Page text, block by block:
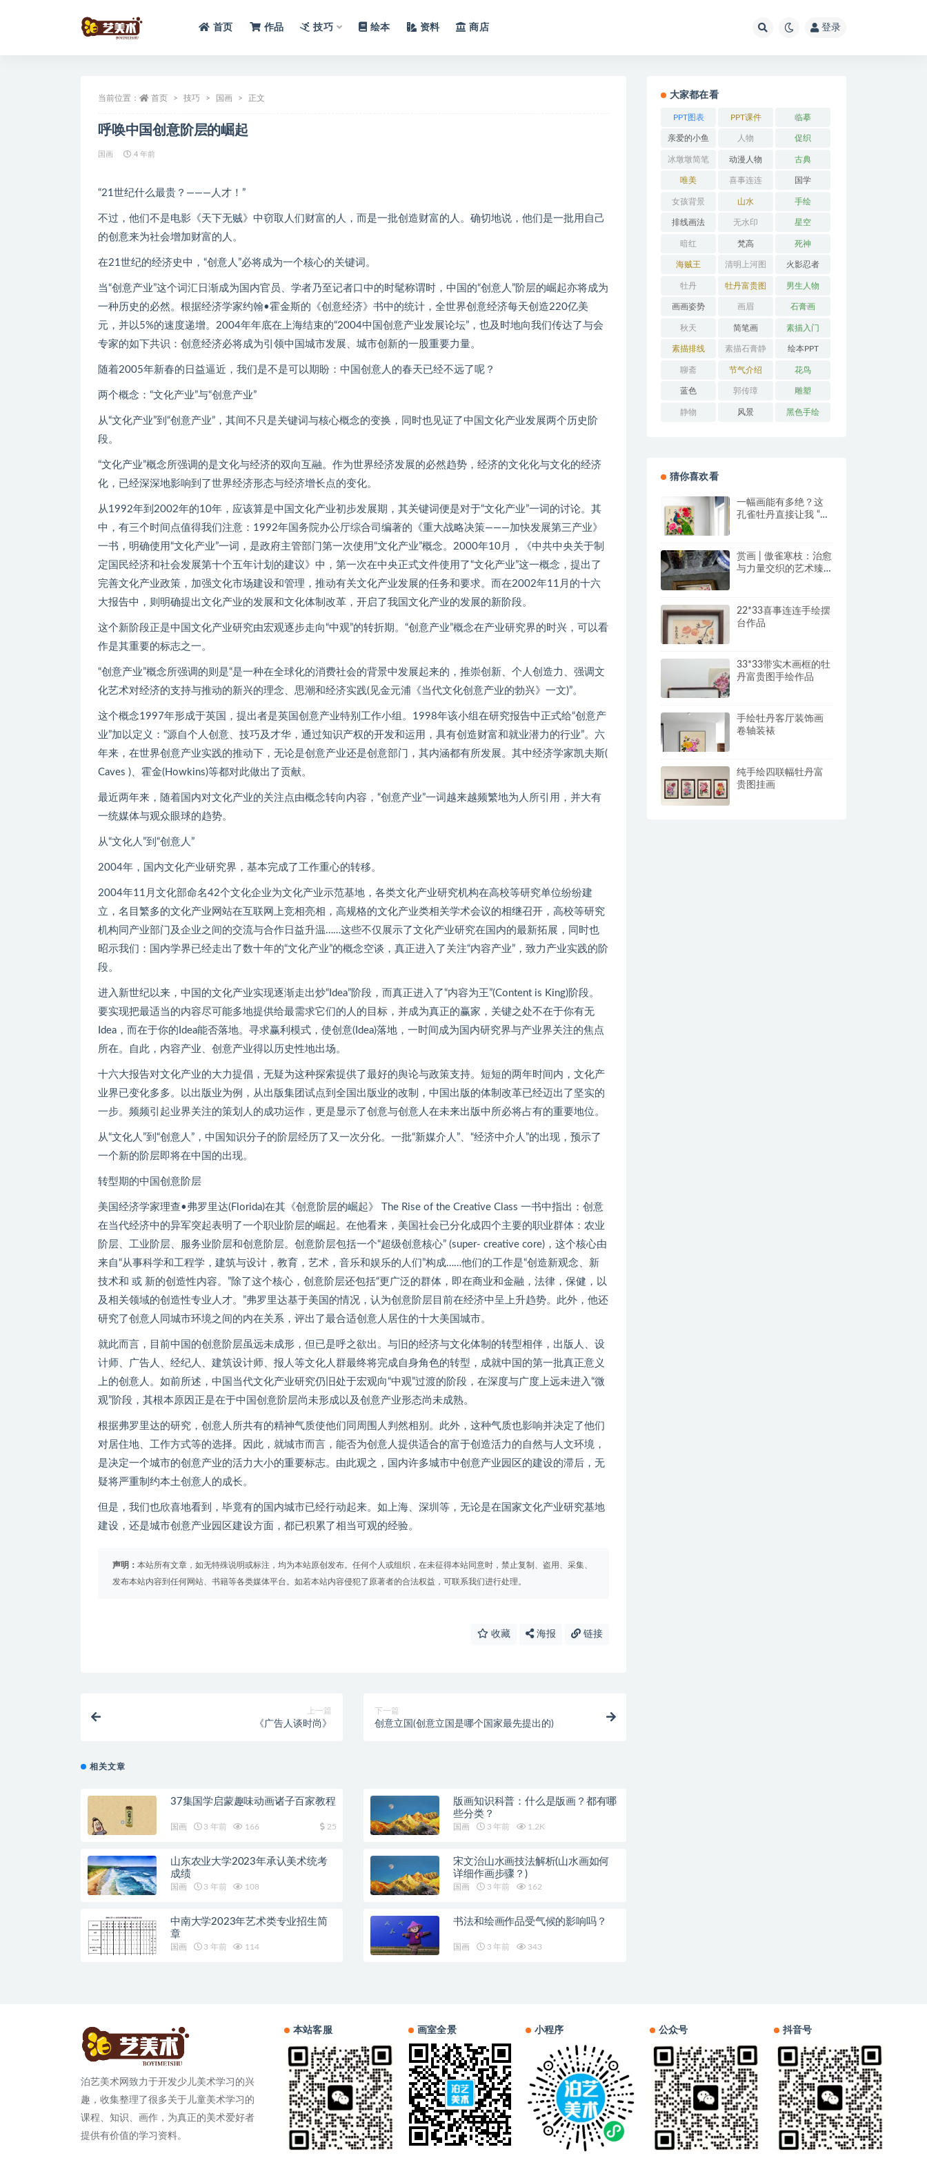
首页 作品 技巧 绘本 资料 商店 登录
当前位置： 首页 技巧 国画 正文
呼唤中国创意阶层的崛起
国画 4 年前
“21世纪什么最贵？———人才！”
不过，他们不是电影《天下无贼》中窃取人们财富的人，而是一批创造财富的人。确切地说，他们是一批用自己
的创意来为社会增加财富的人。
在21世纪的经济史中，“创意人”必将成为一个核心的关键词。
当“创意产业”这个词汇日渐成为国内官员、学者乃至记者口中的时髦称谓时，中国的“创意人”阶层的崛起亦将成为
一种历史的必然。根据经济学家约翰•霍金斯的《创意经济》书中的统计，全世界创意经济每天创造220亿美
元，并以5%的速度递增。2004年年底在上海结束的“2004中国创意产业发展论坛”，也及时地向我们传达了与会
专家的如下共识：创意经济必将成为引领中国城市发展、城市创新的一股重要力量。
随着2005年新春的日益逼近，我们是不是可以期盼：中国创意人的春天已经不远了呢？
两个概念：“文化产业”与“创意产业”
从“文化产业”到“创意产业”，其间不只是关键词与核心概念的变换，同时也见证了中国文化产业发展两个历史阶
段。
“文化产业”概念所强调的是文化与经济的双向互融。作为世界经济发展的必然趋势，经济的文化化与文化的经济
化，已经深深地影响到了世界经济形态与经济增长点的变化。
从1992年到2002年的10年，应该算是中国文化产业初步发展期，其关键词便是对于“文化产业”一词的讨论。其
中，有三个时间点值得我们注意：1992年国务院办公厅综合司编著的《重大战略决策———加快发展第三产业》
一书，明确使用“文化产业”一词，是政府主管部门第一次使用“文化产业”概念。2000年10月，《中共中央关于制
定国民经济和社会发展第十个五年计划的建议》中，第一次在中央正式文件使用了“文化产业”这一概念，提出了
完善文化产业政策，加强文化市场建设和管理，推动有关文化产业发展的任务和要求。而在2002年11月的十六
大报告中，则明确提出文化产业的发展和文化体制改革，开启了我国文化产业的发展的新阶段。
这个新阶段正是中国文化产业研究由宏观逐步走向“中观”的转折期。“创意产业”概念在产业研究界的时兴，可以看
作是其重要的标志之一。
“创意产业”概念所强调的则是“是一种在全球化的消费社会的背景中发展起来的，推崇创新、个人创造力、强调文
化艺术对经济的支持与推动的新兴的理念、思潮和经济实践(见金元浦《当代文化创意产业的勃兴》一文)”。
这个概念1997年形成于英国，提出者是英国创意产业特别工作小组。1998年该小组在研究报告中正式给“创意产
业”加以定义：“源自个人创意、技巧及才华，通过知识产权的开发和运用，具有创造财富和就业潜力的行业”。六
年来，在世界创意产业实践的推动下，无论是创意产业还是创意部门，其内涵都有所发展。其中经济学家凯夫斯(
Caves )、霍金(Howkins)等都对此做出了贡献。
最近两年来，随着国内对文化产业的关注点由概念转向内容，“创意产业”一词越来越频繁地为人所引用，并大有
一统媒体与观众眼球的趋势。
从“文化人”到“创意人”
2004年，国内文化产业研究界，基本完成了工作重心的转移。
2004年11月文化部命名42个文化企业为文化产业示范基地，各类文化产业研究机构在高校等研究单位纷纷建
立，名目繁多的文化产业网站在互联网上竞相亮相，高规格的文化产业类相关学术会议的相继召开，高校等研究
机构同产业部门及企业之间的交流与合作日益升温……这些不仅展示了文化产业研究在国内的最新拓展，同时也
昭示我们：国内学界已经走出了数十年的“文化产业”的概念空谈，真正进入了关注“内容产业”，致力产业实践的阶
段。
进入新世纪以来，中国的文化产业实现逐渐走出炒“Idea”阶段，而真正进入了“内容为王”(Content is King)阶段。
要实现把最适当的内容尽可能多地提供给最需求它们的人的目标，并成为真正的赢家，关键之处不在于你有无
Idea，而在于你的Idea能否落地。寻求赢利模式，使创意(Idea)落地，一时间成为国内研究界与产业界关注的焦点
所在。自此，内容产业、创意产业得以历史性地出场。
十六大报告对文化产业的大力提倡，无疑为这种探索提供了最好的舆论与政策支持。短短的两年时间内，文化产
业界已变化多多。以出版业为例，从出版集团试点到全国出版业的改制，中国出版的体制改革已经迈出了坚实的
一步。频频引起业界关注的策划人的成功运作，更是显示了创意与创意人在未来出版中所必将占有的重要地位。
从“文化人”到“创意人”，中国知识分子的阶层经历了又一次分化。一批“新媒介人”、“经济中介人”的出现，预示了
一个新的阶层即将在中国的出现。
转型期的中国创意阶层
美国经济学家理查•弗罗里达(Florida)在其《创意阶层的崛起》 The Rise of the Creative Class 一书中指出：创意
在当代经济中的异军突起表明了一个职业阶层的崛起。在他看来，美国社会已分化成四个主要的职业群体：农业
阶层、工业阶层、服务业阶层和创意阶层。创意阶层包括一个“超级创意核心” (super- creative core)，这个核心由
来自“从事科学和工程学，建筑与设计，教育，艺术，音乐和娱乐的人们”构成……他们的工作是“创造新观念、新
技术和 或 新的创造性内容。”除了这个核心，创意阶层还包括“更广泛的群体，即在商业和金融，法律，保健，以
及相关领域的创造性专业人才。”弗罗里达基于美国的情况，认为创意阶层目前在经济中呈上升趋势。此外，他还
研究了创意人同城市环境之间的内在关系，评出了最合适创意人居住的十大美国城市。
就此而言，目前中国的创意阶层虽远未成形，但已是呼之欲出。与旧的经济与文化体制的转型相伴，出版人、设
计师、广告人、经纪人、建筑设计师、报人等文化人群最终将完成自身角色的转型，成就中国的第一批真正意义
上的创意人。如前所述，中国当代文化产业研究仍旧处于宏观向“中观”过渡的阶段，在深度与广度上远未进入“微
观”阶段，其根本原因正是在于中国创意阶层尚未形成以及创意产业形态尚未成熟。
根据弗罗里达的研究，创意人所共有的精神气质使他们同周围人判然相别。此外，这种气质也影响并决定了他们
对居住地、工作方式等的选择。因此，就城市而言，能否为创意人提供适合的富于创造活力的自然与人文环境，
是决定一个城市的创意产业的活力大小的重要标志。由此观之，国内许多城市中创意产业园区的建设的滞后，无
疑将严重制约本土创意人的成长。
但是，我们也欣喜地看到，毕竟有的国内城市已经行动起来。如上海、深圳等，无论是在国家文化产业研究基地
建设，还是城市创意产业园区建设方面，都已积累了相当可观的经验。
声明： 本站所有文章，如无特殊说明或标注，均为本站原创发布。任何个人或组织，在未征得本站同意时，禁止复制、盗用、采集、
发布本站内容到任何网站、书籍等各类媒体平台。如若本站内容侵犯了原著者的合法权益，可联系我们进行处理。
收藏 海报 链接
上一篇
《广告人谈时尚》
下一篇
创意立国(创意立国是哪个国家最先提出的)
相关文章
37集国学启蒙趣味动画诸子百家教程
国画 3 年前 166 25
版画知识科普：什么是版画？都有哪
些分类？
国画 3 年前 1.2K
山东农业大学2023年承认美术统考
成绩
国画 3 年前 108
宋文治山水画技法解析(山水画如何
详细作画步骤？)
国画 3 年前 162
中南大学2023年艺术类专业招生简
章
国画 3 年前 114
书法和绘画作品受气候的影响吗？
国画 3 年前 343
大家都在看
PPT图表 PPT课件 临摹
亲爱的小鱼 人物 促织
冰墩墩简笔
画
动漫人物 古典
唯美 喜事连连 国学
女孩背景 山水 手绘
排线画法 无水印 星空
暗红 梵高 死神
海贼王 清明上河图 火影忍者
牡丹 牡丹富贵图 男生人物
画画姿势 画眉 石膏画
秋天 简笔画 素描入门
素描排线 素描石膏静
物
绘本PPT
聊斋 节气介绍 花鸟
蓝色 郭传璋 雕塑
静物 风景 黑色手绘
猜你喜欢看
一幅画能有多绝？这
孔雀牡丹直接让我 “哇
赏画 | 傲雀寒枝：治愈
与力量交织的艺术臻
22*33喜事连连手绘摆
台作品
33*33带实木画框的牡
丹富贵图手绘作品
手绘牡丹客厅装饰画
卷轴装裱
纯手绘四联幅牡丹富
贵图挂画
泊艺美术网致力于开发少儿美术学习的兴
趣，收集整理了很多关于儿童美术学习的
课程、知识、画作，为真正的美术爱好者
提供有价值的学习资料。
本站客服 画室全景 小程序 公众号 抖音号